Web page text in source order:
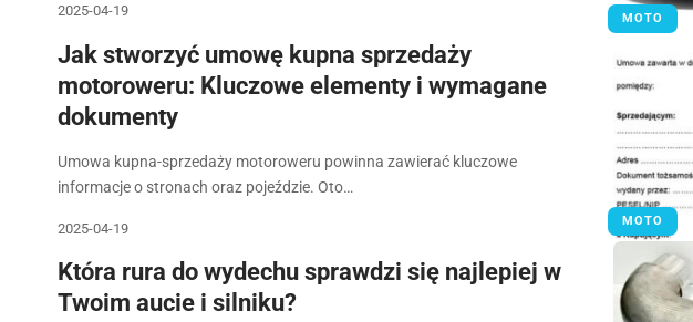
MOTO
2025-04-19
MOTO
Jak stworzyć umowę kupna sprzedaży
motoroweru: Kluczowe elementy i wymagane
dokumenty
Umowa kupna-sprzedaży motoroweru powinna zawierać kluczowe
informacje o stronach oraz pojeździe. Oto…
2025-04-19
Która rura do wydechu sprawdzi się najlepiej w
Twoim aucie i silniku?